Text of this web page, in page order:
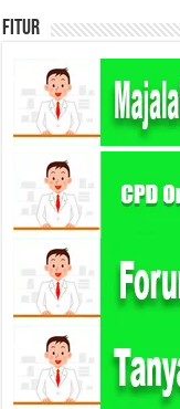
Fitur